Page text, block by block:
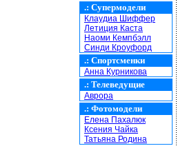
.: Супермодели
Клаудиа Шиффер
Летиция Каста
Наоми Кемпбэлл
Синди Кроуфорд
.: Спортсменки
Анна Курникова
.: Телеведущие
Аврора
.: Фотомодели
Елена Пахалюк
Ксения Чайка
Татьяна Родина